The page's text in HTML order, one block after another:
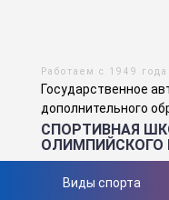
Работаем с 1949 года
Государственное
дополнительного
СПОРТИВНАЯ
ОЛИМПИЙСКОГО
Виды спорта